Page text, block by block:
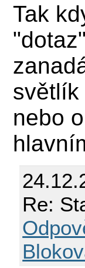
Tak
světlík
nebo
Re: